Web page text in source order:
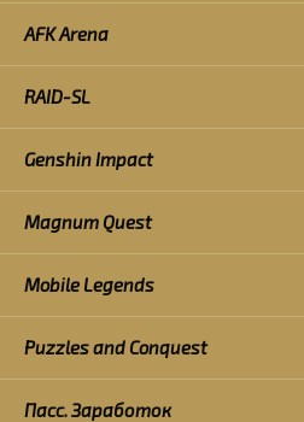
AFK Arena
RAID-SL
Genshin Impact
Magnum Quest
Mobile Legends
Puzzles and Conquest
Пасс. Заработок